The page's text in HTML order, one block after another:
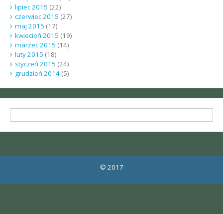
lipiec 2015 (22)
czerwiec 2015 (27)
maj 2015 (17)
kwiecień 2015 (19)
marzec 2015 (14)
luty 2015 (18)
styczeń 2015 (24)
grudzień 2014(5)
© 2017